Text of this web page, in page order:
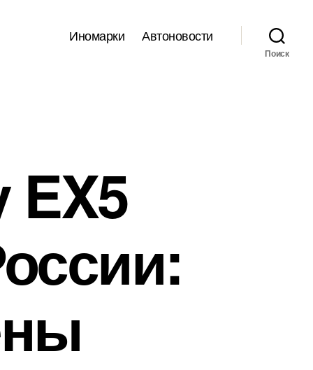
Иномарки Автоновости
Поиск
EX5